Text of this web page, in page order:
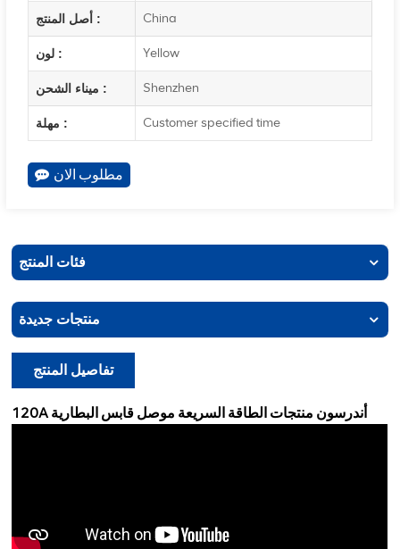
أصل المنتج : China
لون : Yellow
ميناء الشحن : Shenzhen
مهلة : Customer specified time
مطلوب الان
فئات المنتج
منتجات جديدة
تفاصيل المنتج
120A أندرسون منتجات الطاقة السريعة موصل قابس البطارية